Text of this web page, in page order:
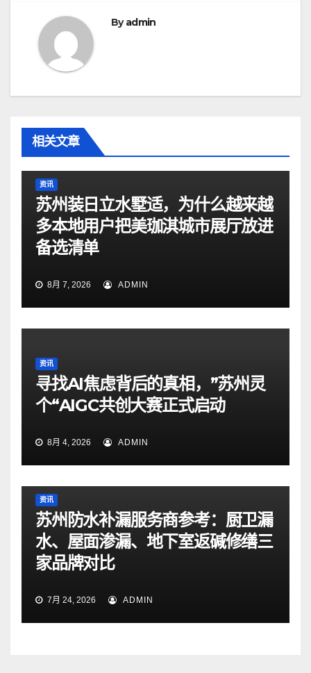
Byadmin
相关文章
资讯
苏州装日立水墅适，为什么越来越
多本地用户把美珈淇城市展厅放进
备选清单
8月 7, 2026 ADMIN
资讯
寻找AI焦虑背后的真相，”苏州灵
个“AIGC共创大赛正式启动
8月 4, 2026 ADMIN
资讯
苏州防水补漏服务商参考：厨卫漏
水、屋面渗漏、地下室返碱修缮三
家品牌对比
7月 24, 2026 ADMIN